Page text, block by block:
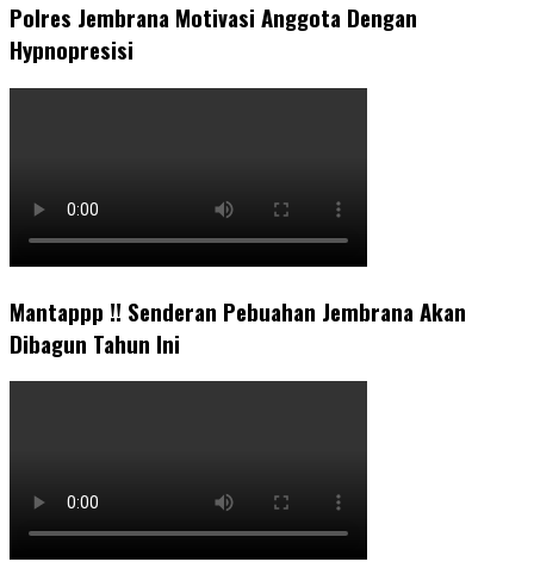
Polres Jembrana Motivasi Anggota Dengan
Hypnopresisi
Mantappp !! Senderan Pebuahan Jembrana Akan
Dibagun Tahun Ini